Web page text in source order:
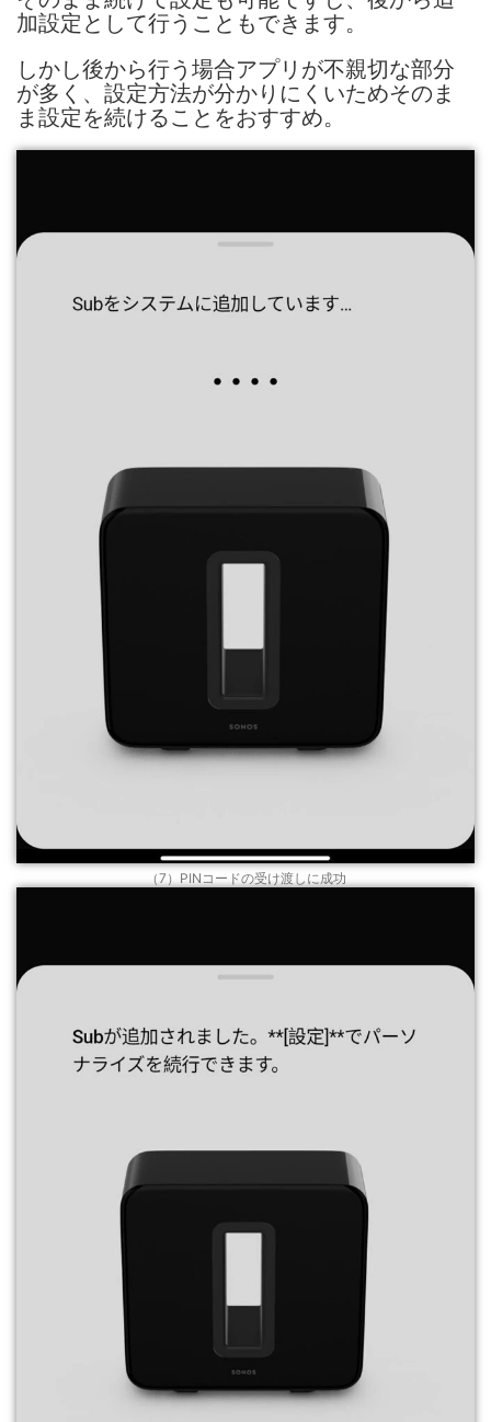
加設定として行うこともできます。
しかし後から行う場合アプリが不親切な部分
が多く、設定方法が分かりにくいためそのま
ま設定を続けることをおすすめ。
（7）PINコードの受け渡しに成功